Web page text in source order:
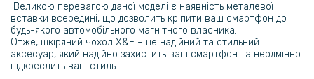
159 грн
199 грн
Протиударна гідрогелева плівка Hydrogel Film для Oppo Reno12 Pro
5G на задню панель, Transparent
Великою перевагою даної моделі є наявність металевої
вставки всередині, що дозволить кріпити ваш смартфон до
будь-якого автомобільного магнітного власника.
Отже, шкіряний чохол X&E – це надійний та стильний
аксесуар, який надійно захистить ваш смартфон та неодмінно
підкреслить ваш стиль.